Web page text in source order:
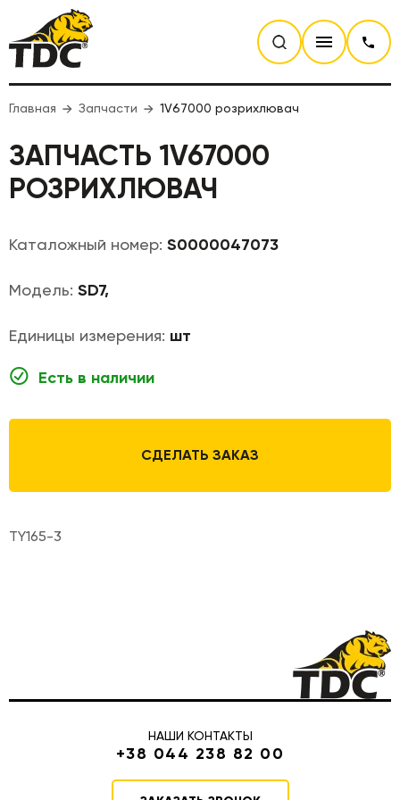
Главная Запчасти 1V67000 розрихлювач
ЗАПЧАСТЬ 1V67000
РОЗРИХЛЮВАЧ
Каталожный номер: S0000047073
Модель: SD7,
Единицы измерения: шт
Есть в наличии
СДЕЛАТЬ ЗАКАЗ
TY165-3
НАШИ КОНТАКТЫ
+38 044 238 82 00